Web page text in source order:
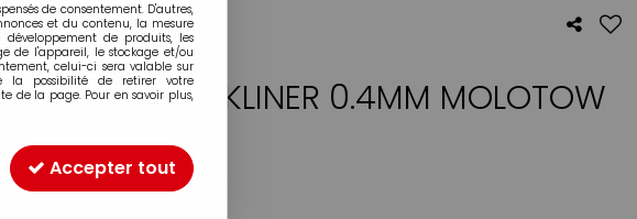
CALIBRE BLACKLINER 0.4MM MOLOTOW
TTC
de consentement. D'autres,
et du contenu, la mesure
de produits, les
de l'appareil, le stockage et/ou
celui-ci sera valable sur
la possibilité de retirer votre
de la page. Pour en savoir plus,
Accepter tout